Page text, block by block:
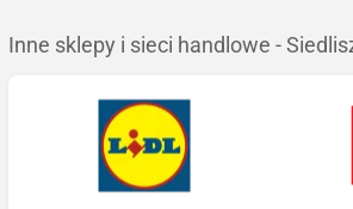
Inne sklepy i sieci handlowe -